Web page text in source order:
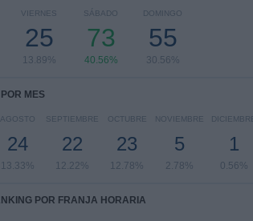
VIERNES
25
13.89%
SÁBADO
73
40.56%
DOMINGO
55
30.56%
MES
AGOSTO
24
13.33%
SEPTIEMBRE
22
12.22%
OCTUBRE
23
12.78%
NOVIEMBRE
5
2.78%
DICIEMBRE
1
0.56%
POR FRANJA HORARIA